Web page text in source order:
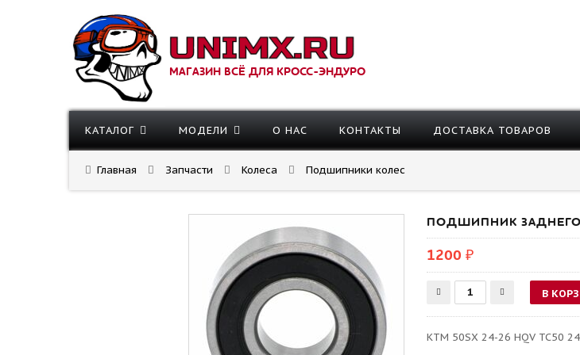
МАГАЗИН ВСЁ ДЛЯ КРОСС-ЭНДУРО
КАТАЛОГ МОДЕЛИ О НАС КОНТАКТЫ ДОСТАВКА ТОВАРОВ
Главная Запчасти Колеса Подшипники колес
ПОДШИПНИК ЗАДНЕГО
1200 ₽
В
KTM 50SX 24-26 HQV TC50